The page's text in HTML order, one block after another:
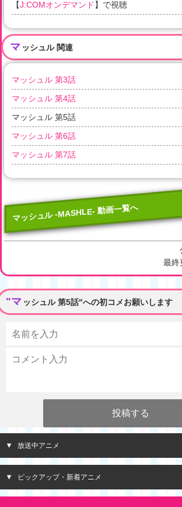
【J:COMオンデマンド 】で視聴
マ ッシュル 関連
マッシュル 第3話
マッシュル 第4話
マッシュル 第5話
マッシュル 第6話
マッシュル 第7話
マッシュル -MASHLE- 動画一覧へ
最終
"マ ッシュル 第5話"への初コメお願いします
放送中アニメ
ピックアップ・新着アニメ